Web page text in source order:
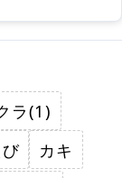
ラ(1)
カキ